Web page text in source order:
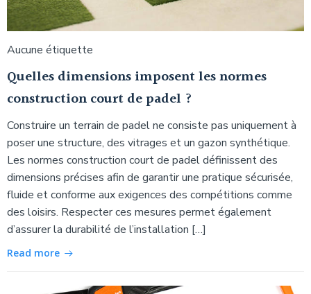
Aucune étiquette
Quelles dimensions imposent les normes
construction court de padel ?
Construire un terrain de padel ne consiste pas uniquement à
poser une structure, des vitrages et un gazon synthétique.
Les normes construction court de padel définissent des
dimensions précises afin de garantir une pratique sécurisée,
fluide et conforme aux exigences des compétitions comme
des loisirs. Respecter ces mesures permet également
d’assurer la durabilité de l’installation […]
Read more